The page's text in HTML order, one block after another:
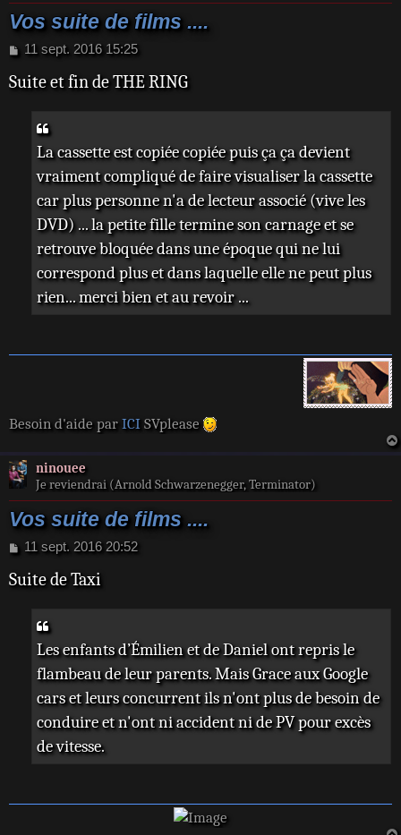
Vos suite de films ....
M
s
11 sept. 2016 15:25
Suite et fin de THE RING
La cassette est copiée copiée puis ça ça devient
vraiment compliqué de faire visualiser la cassette
car plus personne n'a de lecteur associé (vive les
DVD) ... la petite fille termine son carnage et se
retrouve bloquée dans une époque qui ne lui
correspond plus et dans laquelle elle ne peut plus
rien... merci bien et au revoir ...
Besoin d'aide par ICI SVplease
ninouee
Je reviendrai (Arnold Schwarzenegger, Terminator)
Vos suite de films ....
M
s
11 sept. 2016 20:52
Suite de Taxi
Les enfants d’Émilien et de Daniel ont repris le
flambeau de leur parents. Mais Grace aux Google
cars et leurs concurrent ils n'ont plus de besoin de
conduire et n'ont ni accident ni de PV pour excès
de vitesse.